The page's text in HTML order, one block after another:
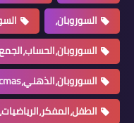
السوروبان،
السوروبان،الذهني،ucmas،الذكاء